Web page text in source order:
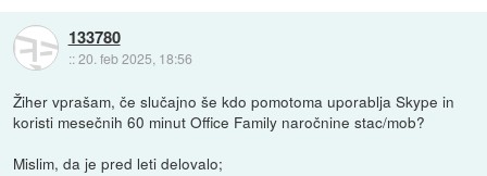
133780
::20. feb 2025, 18:56
Žiher vprašam, če slučajno še kdo pomotoma uporablja Skype in
koristi mesečnih 60 minut Office Family naročnine stac/mob?
Mislim, da je pred leti delovalo;